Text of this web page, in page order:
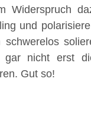
Widerspruch
und
nicht erst
Gut so!